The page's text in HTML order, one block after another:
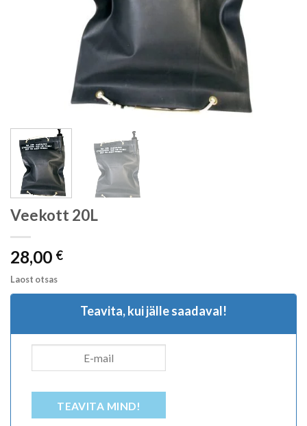
Veekott 20L
28,00 €
Laost otsas
Teavita, kui jälle saadaval!
TEAVITA MIND!